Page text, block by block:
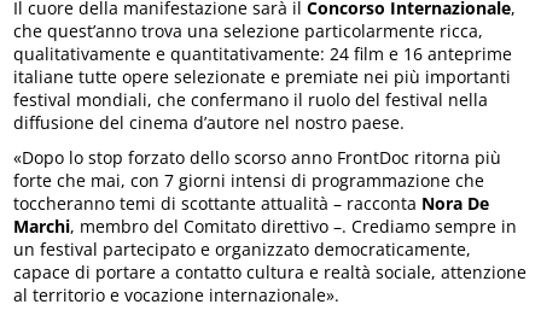
Il cuore della manifestazione sarà ilConcorso Internazionale,
che quest’anno trova una selezione particolarmente ricca,
qualitativamente e quantitativamente: 24 film e 16 anteprime
italiane tutte opere selezionate e premiate nei più importanti
festival mondiali, che confermano il ruolo del festival nella
diffusione del cinema d’autore nel nostro paese.
«Dopo lo stop forzato dello scorso anno FrontDoc ritorna più
forte che mai, con 7 giorni intensi di programmazione che
toccheranno temi di scottante attualità – racconta Nora De
Marchi, membro del Comitato direttivo –. Crediamo sempre in
un festival partecipato e organizzato democraticamente,
capace di portare a contatto cultura e realtà sociale, attenzione
al territorio e vocazione internazionale».